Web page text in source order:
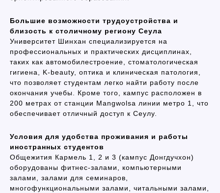
Большие возможности трудоустройства и
близость к столичному региону Сеула
Университет Шинхан специализируется на
профессиональных и практических дисциплинах,
таких как автомобилестроение, стоматологическая
гигиена, K-beauty, оптика и клиническая патология,
что позволяет студентам легко найти работу после
окончания учебы. Кроме того, кампус расположен в
200 метрах от станции Mangwolsa линии метро 1, что
обеспечивает отличный доступ к Сеулу.
Условия для удобства проживания и работы
иностранных студентов
Общежития Кармель 1, 2 и 3 (кампус Донгдучхон)
оборудованы фитнес-залами, компьютерными
залами, залами для семинаров,
многофункциональными залами, читальными залами,